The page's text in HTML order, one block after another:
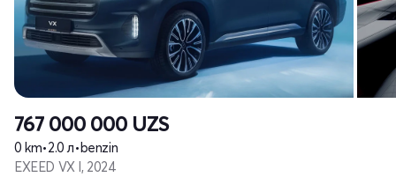
767 000 000 UZS
0 km•2.0 л•benzin
EXEED VX I, 2024